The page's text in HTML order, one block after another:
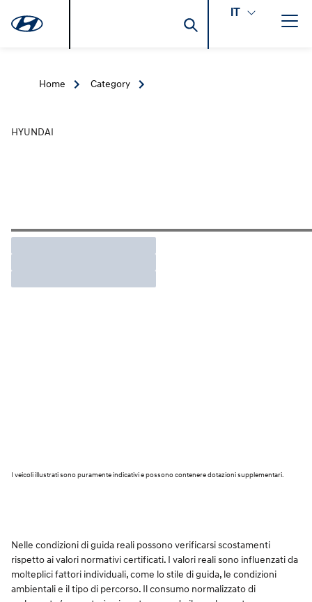
IT
Home Category
HYUNDAI
I veicoli illustrati sono puramente indicativi e possono contenere dotazioni supplementari.
Nelle condizioni di guida reali possono verificarsi scostamenti
rispetto ai valori normativi certificati. I valori reali sono influenzati da
molteplici fattori individuali, come lo stile di guida, le condizioni
ambientali e il tipo di percorso. Il consumo normalizzato di